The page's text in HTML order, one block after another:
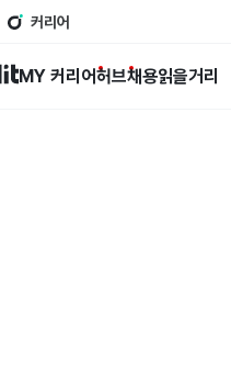
커리어
MY 커리어허브채용읽을거리